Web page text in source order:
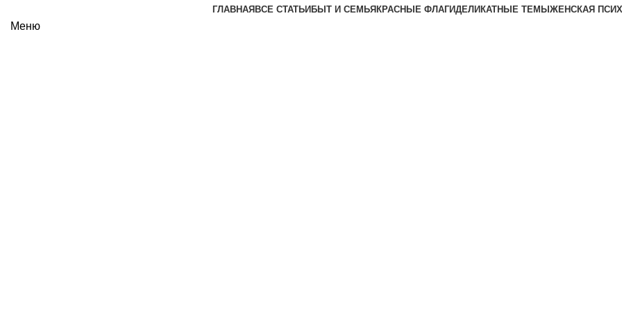
ГЛАВНАЯ ВСЕ СТАТЬИ БЫТ И СЕМЬЯ КРАСНЫЕ ФЛАГИДЕЛИКАТНЫЕ ТЕМЫ ЖЕНСКАЯ
Меню